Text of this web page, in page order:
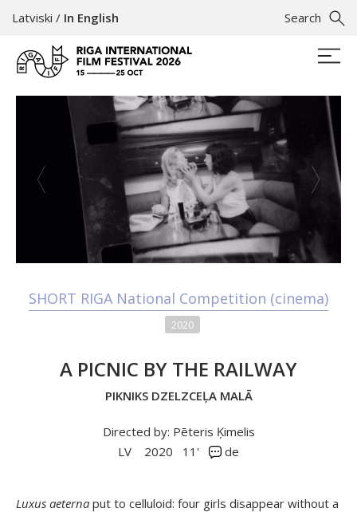
Search
Latviski / In English
SHORT RIGA National Competition (cinema)
2020
A PICNIC BY THE RAILWAY
PIKNIKS DZELZCEĻA MALĀ
Directed by: Pēteris Ķimelis
LV
2020 11' de
Luxus aeterna put to celluloid: four girls disappear without a